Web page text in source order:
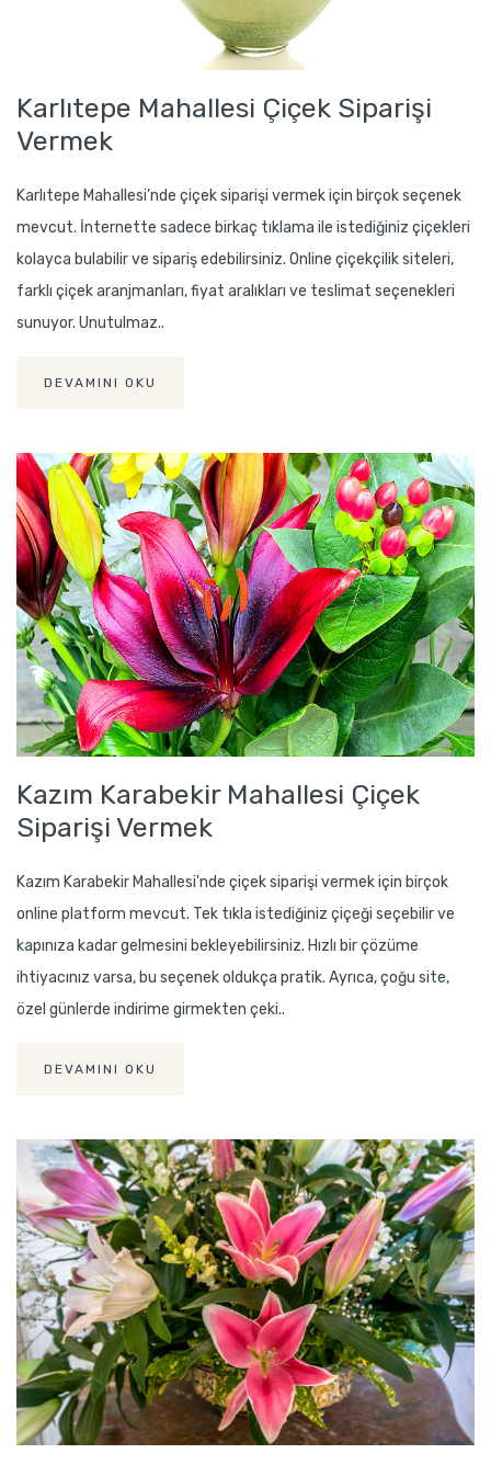
Karlıtepe Mahallesi Çiçek Siparişi
Vermek
Karlıtepe Mahallesi’nde çiçek siparişi vermek için birçok seçenek
mevcut. İnternette sadece birkaç tıklama ile istediğiniz çiçekleri
kolayca bulabilir ve sipariş edebilirsiniz. Online çiçekçilik siteleri,
farklı çiçek aranjmanları, fiyat aralıkları ve teslimat seçenekleri
sunuyor. Unutulmaz..
DEVAMINI OKU
Kazım Karabekir Mahallesi Çiçek
Siparişi Vermek
Kazım Karabekir Mahallesi'nde çiçek siparişi vermek için birçok
online platform mevcut. Tek tıkla istediğiniz çiçeği seçebilir ve
kapınıza kadar gelmesini bekleyebilirsiniz. Hızlı bir çözüme
ihtiyacınız varsa, bu seçenek oldukça pratik. Ayrıca, çoğu site,
özel günlerde indirime girmekten çeki..
DEVAMINI OKU